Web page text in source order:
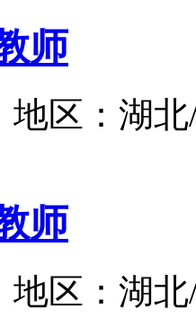
师
地区：湖
师
地区：湖